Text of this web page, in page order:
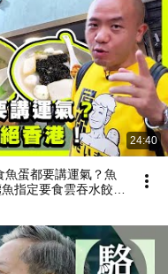
24:40
魚蛋都要講運氣？魚
指定要食雲吞水餃？
，搞貓俊有藉口飲汽